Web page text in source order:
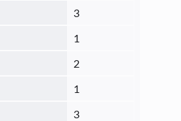
3
1
2
1
3